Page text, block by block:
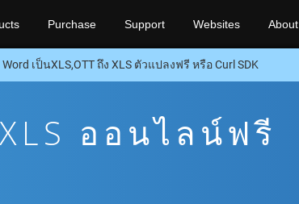
Purchase Support Websites About
เป็นXLS,OTT ถึง XLS ตัวแปลงฟรี หรือ Curl SDK
ออนไลน์ฟรี